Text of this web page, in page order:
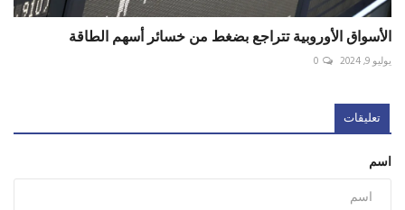
الأسواق الأوروبية تتراجع بضغط من خسائر أسهم الطاقة
يوليو 9, 2024 0
تعليقات
اسم